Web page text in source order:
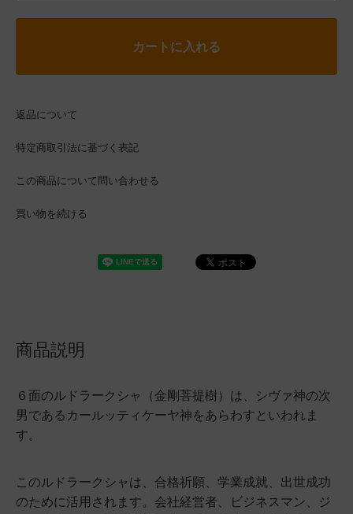
カートに入れる
返品について
特定商取引法に基づく表記
この商品について問い合わせる
買い物を続ける
商品説明
６面のルドラークシャ（金剛菩提樹）は、シヴァ神の次
男であるカールッティケーヤ神をあらわすといわれま
す。
このルドラークシャは、合格祈願、学業成就、出世成功
のために活用されます。会社経営者、ビジネスマン、ジ